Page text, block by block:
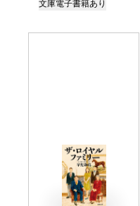
文庫電子書籍あり